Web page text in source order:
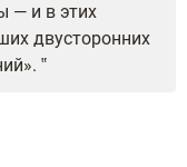
— и в этих
двусторонних